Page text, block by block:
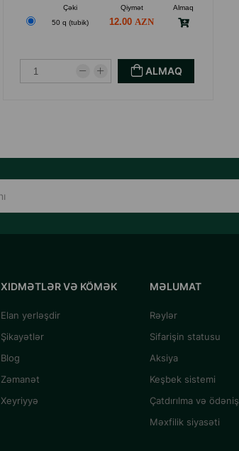
Çəki Qiymət
Almaq
50 q (tubik)
12.00
ALMAQ
XIDMƏTLƏR VƏ KÖMƏK
Elan yerləşdir
Şikayətlər
Blog
Zəmanət
Xeyriyyə
MƏLUMAT
Rəylər
Sifarişin statusu
Aksiya
Keşbek sistemi
Çatdırılma və ödəniş
Məxfilik siyasəti